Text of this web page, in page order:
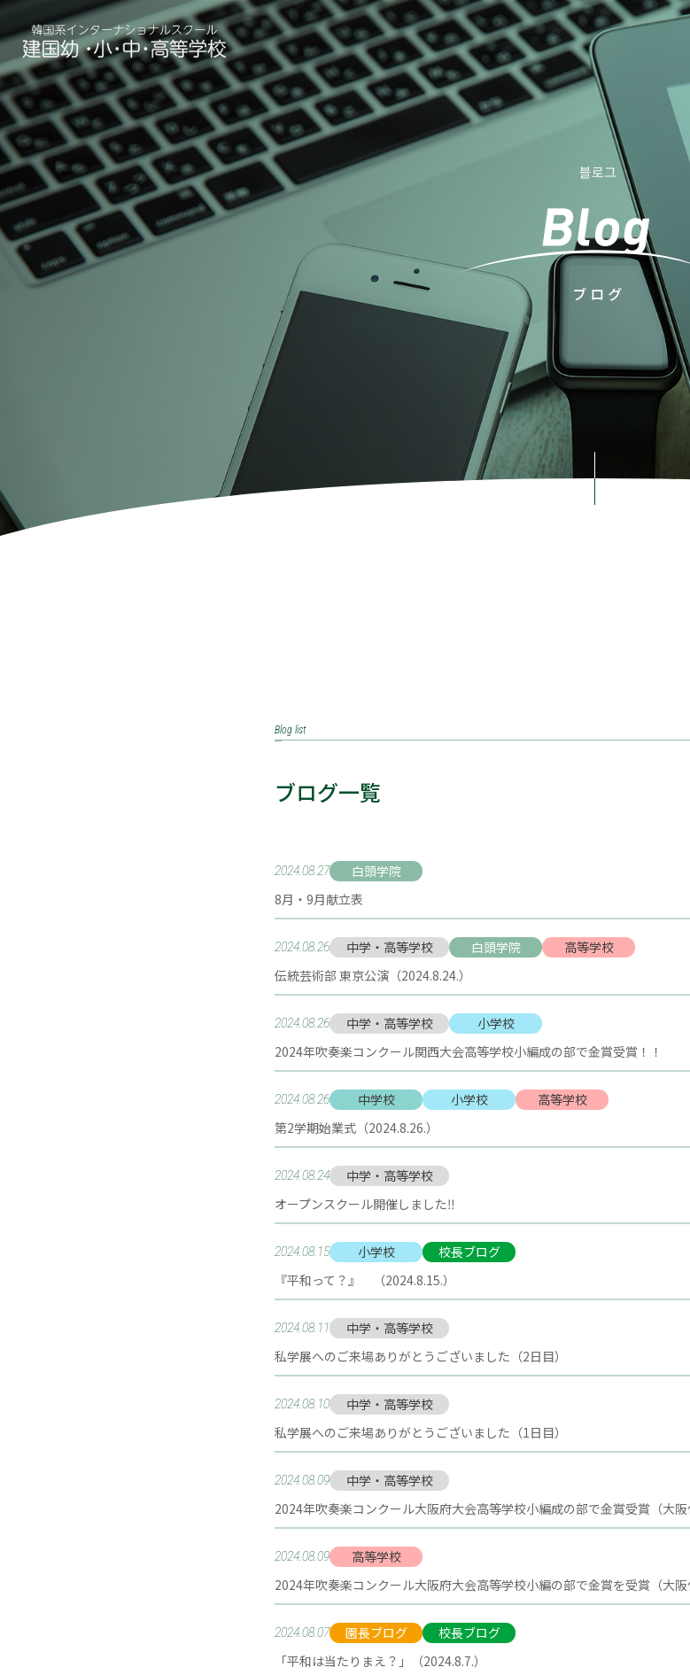
Blog list
ブログ一覧
2024.08.27
白頭学院
8月・9月献立表
2024.08.26 中学・高等学校 白頭学院
高等学校
伝統芸術部 東京公演（2024.8.24.）
2024.08.26 中学・高等学校
小学校
2024年吹奏楽コンクール関西大会高等学校小編成の部で金賞受賞！！
2024.08.26 中学校 小学校
高等学校
第2学期始業式（2024.8.26.）
2024.08.24
中学・高等学校
オープンスクール開催しました‼
2024.08.15 小学校
校長ブログ
『平和って？』 （2024.8.15.）
2024.08.11
中学・高等学校
私学展へのご来場ありがとうございました（2日目）
2024.08.10
中学・高等学校
私学展へのご来場ありがとうございました（1日目）
2024.08.09
中学・高等学校
2024年吹奏楽コンクール大阪府大会高等学校小編成の部で金賞受賞（大阪
2024.08.09
高等学校
2024年吹奏楽コンクール大阪府大会高等学校小編の部で金賞を受賞（大阪
2024.08.07 園長ブログ
校長ブログ
「平和は当たりまえ？」（2024.8.7.）